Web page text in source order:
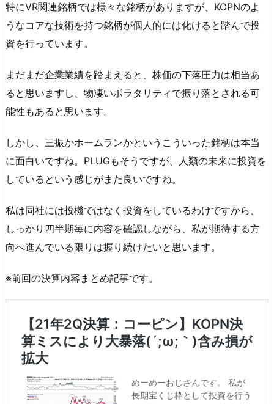
特にVR関連銘柄では様々な銘柄がありますが、KOPNのよ
うなコアな技術を持つ銘柄が個人的には化けると踏んで投
資を行っています。
まだまだ企業業績を踏まえると、株価の下落圧力は相当あ
ると思いますし、物凄いボラタリティで振り落とされる可
能性もあると思います。
しかし、三振かホームランかというこういった銘柄は本当
に面白いですね。PLUGもそうですが、人類の未来に投資を
しているという感じがまた良いですね。
私は同社には投機ではなく投資をしているわけですから、
しっかり四半期毎に内容を確認しながら、私が期待する方
向へ進んでいる限りは握り続けたいと思います。
※前回の決算内容まとめ記事です。